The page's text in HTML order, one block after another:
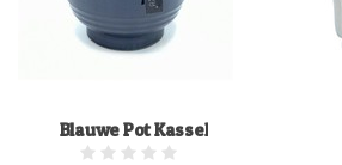
Blauwe Pot Kassel